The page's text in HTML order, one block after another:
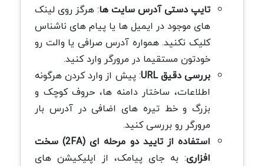
تایپ دستی آدرس سایت ها: هرگز روی لینک
های موجود در ایمیل ها یا پیام های ناشناس
کلیک نکنید. همواره آدرس صرافی یا والت رو
خودتون مستقیما در مرورگر وارد کنید.
بررسی دقیق URL
: پیش از وارد کردن هرگونه
اطلاعات، ساختار دامنه ها، حروف کوچک و
بزرگ و خط تیره های اضافی در آدرس بار
مرورگر رو بررسی کنید.
استفاده از تایید دو مرحله ای (2FA) سخت
افزاری: به جای پیامک، از اپلیکیشن های